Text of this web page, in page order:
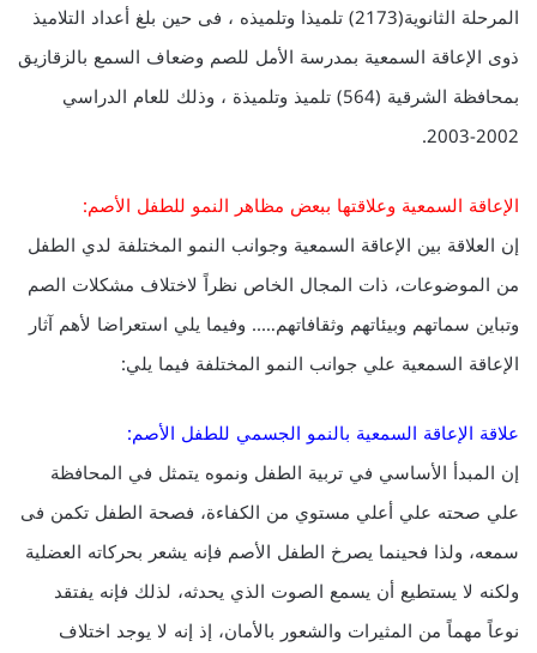
المرحلة الثانوية(2173) تلميذا وتلميذه ، فى حين بلغ أعداد التلاميذ
ذوى الإعاقة السمعية بمدرسة الأمل للصم وضعاف السمع بالزقازيق
بمحافظة الشرقية (564) تلميذ وتلميذة ، وذلك للعام الدراسي
2002-2003.
الإعاقة السمعية وعلاقتها ببعض مظاهر النمو للطفل الأصم:
إن العلاقة بين الإعاقة السمعية وجوانب النمو المختلفة لدي الطفل
من الموضوعات، ذات المجال الخاص نظراً لاختلاف مشكلات الصم
وتباين سماتهم وبيئاتهم وثقافاتهم….. وفيما يلي استعراضا لأهم آثار
الإعاقة السمعية علي جوانب النمو المختلفة فيما يلي:
علاقة الإعاقة السمعية بالنمو الجسمي للطفل الأصم:
إن المبدأ الأساسي في تربية الطفل ونموه يتمثل في المحافظة
علي صحته علي أعلي مستوي من الكفاءة، فصحة الطفل تكمن فى
سمعه، ولذا فحينما يصرخ الطفل الأصم فإنه يشعر بحركاته العضلية
ولكنه لا يستطيع أن يسمع الصوت الذي يحدثه، لذلك فإنه يفتقد
نوعاً مهماً من المثيرات والشعور بالأمان، إذ إنه لا يوجد اختلاف